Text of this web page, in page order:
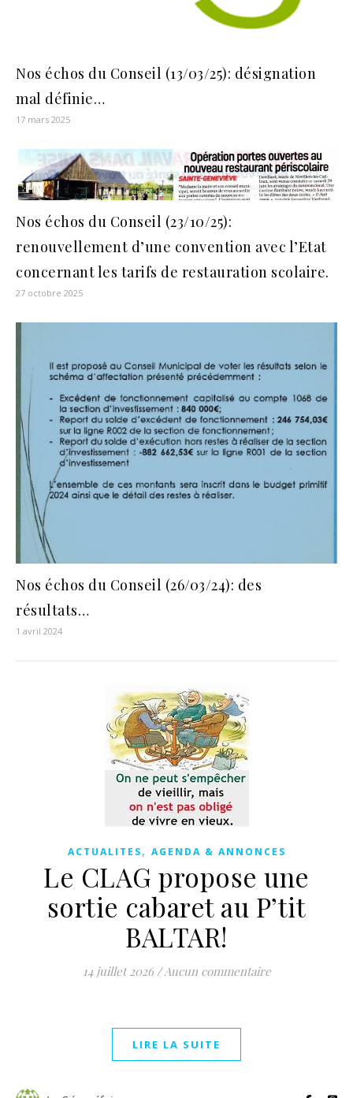
Nos échos du Conseil (13/03/25): désignation
mal définie…
17 mars 2025
Nos échos du Conseil (23/10/25):
renouvellement d’une convention avec l’Etat
concernant les tarifs de restauration scolaire.
27 octobre 2025
Nos échos du Conseil (26/03/24): des
résultats…
1 avril 2024
ACTUALITES, AGENDA & ANNONCES
Le CLAG propose une
sortie cabaret au P’tit
BALTAR!
14 juillet 2026 /Aucun commentaire
LIRE LA SUITE